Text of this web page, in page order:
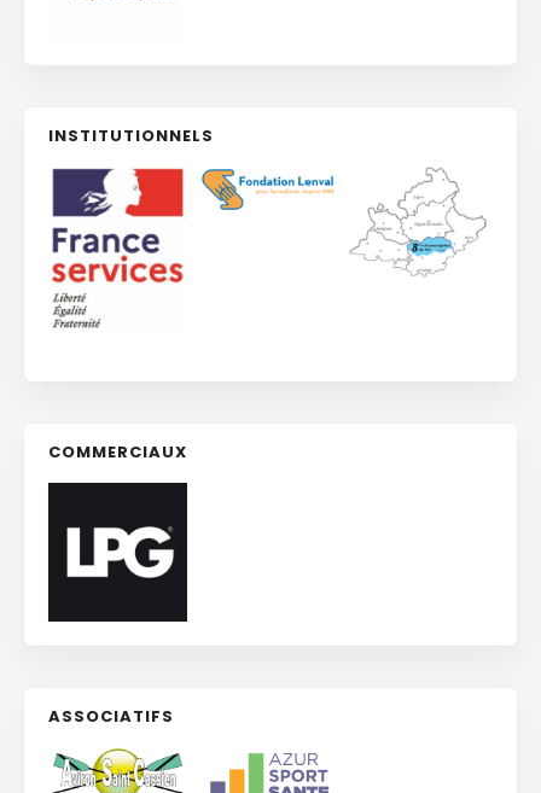
INSTITUTIONNELS
COMMERCIAUX
ASSOCIATIFS